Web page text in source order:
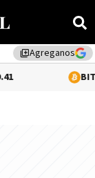
library_addAgreganos
BITCOIN